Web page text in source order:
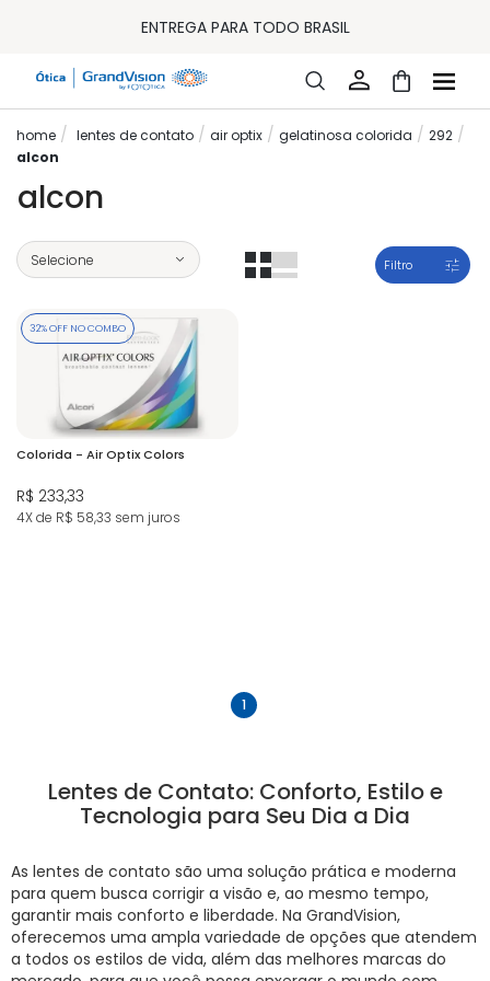
ENTREGA PARA TODO BRASIL
32% OFF NO COMBO - CONS. REG.
FRETE GRÁTIS EM TODO O SITE
10% OFF PAGAMENTO À VISTA OU PIX
15% OFF NA PRIMEIRA COMPRA (CONSULTE REGULAMENTO)
lentes de contato air optix gelatinosa colorida
292
alcon
alcon
Filtro
Colorida - Air Optix Colors
R$ 233,33
32% OFF NO COMBO
4X de R$ 58,33 sem juros
1
Lentes de Contato: Conforto, Estilo e
Tecnologia para Seu Dia a Dia
As lentes de contato são uma solução prática e moderna
para quem busca corrigir a visão e, ao mesmo tempo,
garantir mais conforto e liberdade. Na GrandVision,
oferecemos uma ampla variedade de opções que atendem
a todos os estilos de vida, além das melhores marcas do